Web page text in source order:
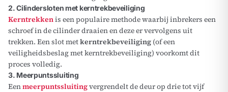
2. Cilindersloten met kerntrekbeveiliging
Kerntrekkenis een populaire methode waarbij inbrekers een
schroef in de cilinder draaien en deze er vervolgens uit
trekken. Een slot metkerntrekbeveiliging (of een
veiligheidsbeslag met kerntrekbeveiliging) voorkomt dit
proces volledig.
3. Meerpuntssluiting
Eenmeerpuntssluitingvergrendelt de deur op drie tot vijf